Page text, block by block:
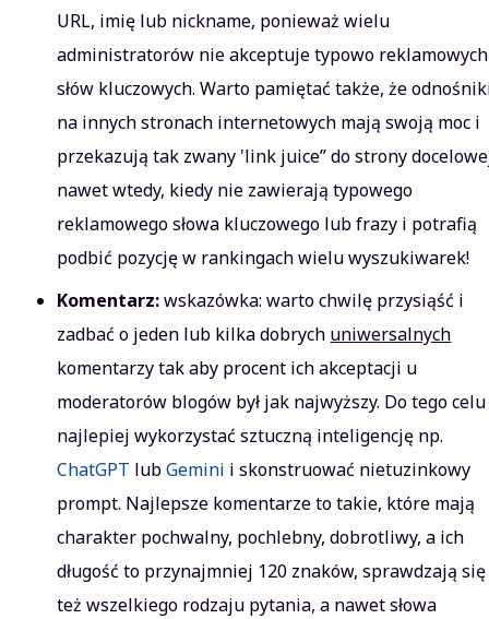
URL, imię lub nickname, ponieważ wielu
administratorów nie akceptuje typowo reklamowych
słów kluczowych. Warto pamiętać także, że
na innych stronach internetowych mają swoją moc i
przekazują tak zwany 'link juice” do strony
nawet wtedy, kiedy nie zawierają typowego
reklamowego słowa kluczowego lub frazy i potrafią
podbić pozycję w rankingach wielu wyszukiwarek!
Komentarz:wskazówka: warto chwilę przysiąść i
zadbać o jeden lub kilka dobrych uniwersalnych
komentarzy tak aby procent ich akceptacji u
moderatorów blogów był jak najwyższy. Do tego celu
najlepiej wykorzystać sztuczną inteligencję np.
ChatGPT lubGemini i skonstruować nietuzinkowy
prompt. Najlepsze komentarze to takie, które mają
charakter pochwalny, pochlebny, dobrotliwy, a ich
długość to przynajmniej 120 znaków, sprawdzają się
też wszelkiego rodzaju pytania, a nawet słowa